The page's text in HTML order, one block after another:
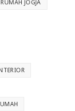
JOGJA